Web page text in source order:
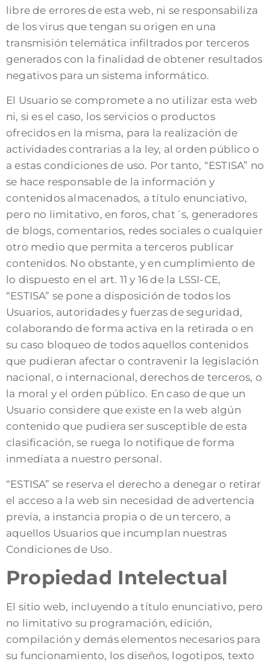
libre de errores de esta web, ni se responsabiliza
de los virus que tengan su origen en una
transmisión telemática infiltrados por terceros
generados con la finalidad de obtener resultados
negativos para un sistema informático.
El Usuario se compromete a no utilizar esta web
ni, si es el caso, los servicios o productos
ofrecidos en la misma, para la realización de
actividades contrarias a la ley, al orden público o
a estas condiciones de uso. Por tanto, “ESTISA” no
se hace responsable de la información y
contenidos almacenados, a título enunciativo,
pero no limitativo, en foros, chat´s, generadores
de blogs, comentarios, redes sociales o cualquier
otro medio que permita a terceros publicar
contenidos. No obstante, y en cumplimiento de
lo dispuesto en el art. 11 y 16 de la LSSI-CE,
“ESTISA” se pone a disposición de todos los
Usuarios, autoridades y fuerzas de seguridad,
colaborando de forma activa en la retirada o en
su caso bloqueo de todos aquellos contenidos
que pudieran afectar o contravenir la legislación
nacional, o internacional, derechos de terceros, o
la moral y el orden público. En caso de que un
Usuario considere que existe en la web algún
contenido que pudiera ser susceptible de esta
clasificación, se ruega lo notifique de forma
inmediata a nuestro personal.
“ESTISA” se reserva el derecho a denegar o retirar
el acceso a la web sin necesidad de advertencia
previa, a instancia propia o de un tercero, a
aquellos Usuarios que incumplan nuestras
Condiciones de Uso.
Propiedad Intelectual
El sitio web, incluyendo a título enunciativo, pero
no limitativo su programación, edición,
compilación y demás elementos necesarios para
su funcionamiento, los diseños, logotipos, texto